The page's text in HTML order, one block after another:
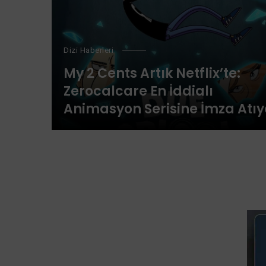
Dizi Haberleri
My 2 Cents Artık Netflix’te:
Zerocalcare En İddialı
Animasyon Serisine İmza